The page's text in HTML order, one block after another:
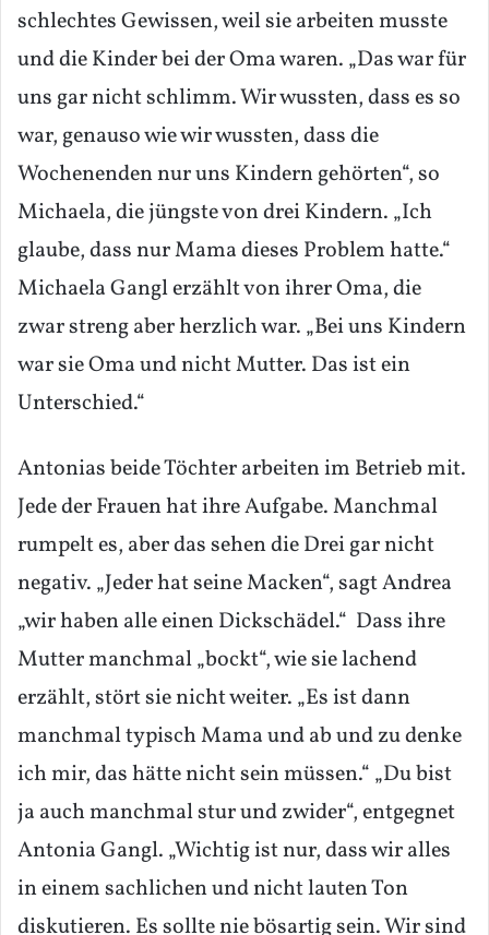
schlechtes Gewissen, weil sie arbeiten musste
und die Kinder bei der Oma waren. „Das war für
uns gar nicht schlimm. Wir wussten, dass es so
war, genauso wie wir wussten, dass die
Wochenenden nur uns Kindern gehörten“, so
Michaela, die jüngste von drei Kindern. „Ich
glaube, dass nur Mama dieses Problem hatte.“
Michaela Gangl erzählt von ihrer Oma, die
zwar streng aber herzlich war. „Bei uns Kindern
war sie Oma und nicht Mutter. Das ist ein
Unterschied.“
Antonias beide Töchter arbeiten im Betrieb mit.
Jede der Frauen hat ihre Aufgabe. Manchmal
rumpelt es, aber das sehen die Drei gar nicht
negativ. „Jeder hat seine Macken“, sagt Andrea
„wir haben alle einen Dickschädel.“ Dass ihre
Mutter manchmal „bockt“, wie sie lachend
erzählt, stört sie nicht weiter. „Es ist dann
manchmal typisch Mama und ab und zu denke
ich mir, das hätte nicht sein müssen.“ „Du bist
ja auch manchmal stur und zwider“, entgegnet
Antonia Gangl. „Wichtig ist nur, dass wir alles
in einem sachlichen und nicht lauten Ton
diskutieren. Es sollte nie bösartig sein. Wir sind